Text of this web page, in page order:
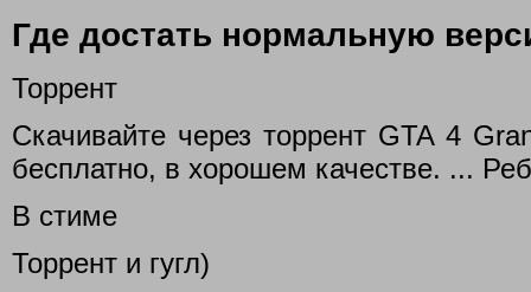
Где достать нормальную
Торрент
Скачивайте через торрент GTA 4
бесплатно, в хорошем качестве. ...
В стиме
Торрент и гугл)